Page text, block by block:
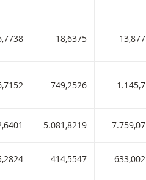
hefboom 2,90 met ISIN code:
18,6375 13,877
2,90 met ISIN code:
749,2526 1.145,7
met ISIN code:
5.081,8219 7.759,07
ISIN code:
414,5547 633,002